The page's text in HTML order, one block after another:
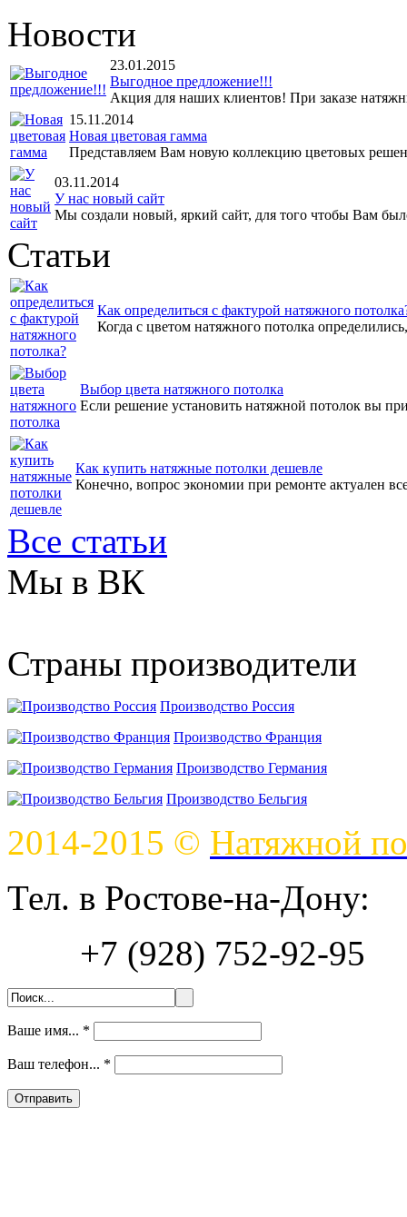
Новости
23.01.2015
Выгодное предложение!!!
Акция для наших клиентов! При заказе
15.11.2014
Новая цветовая гамма
Представляем Вам новую коллекцию цветовых
03.11.2014
У нас новый сайт
Мы создали новый, яркий сайт, для того чтобы Вам
Статьи
Как определиться с фактурой натяжного
Когда с цветом натяжного потолка
Выбор цвета натяжного потолка
Если решение установить натяжной потолок вы
Как купить натяжные потолки дешевле
Конечно, вопрос экономии при ремонте актуален
Все статьи
Мы в ВК
Страны производители
Производство Россия
Производство Франция
Производство Германия
Производство Бельгия
2014-2015 © Натяжной
Тел. в Ростове-на-Дону:
+7 (928) 752-92-95
Ваше имя... *
Ваш телефон... *